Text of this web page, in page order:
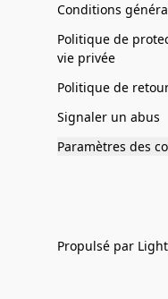
Conditions
Politique de
vie privée
Politique de
Signaler un abus
Paramètres des
Propulsé par